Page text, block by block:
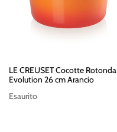
LE CREUSET Cocotte Rotonda
Evolution 26 cm Arancio
Esaurito